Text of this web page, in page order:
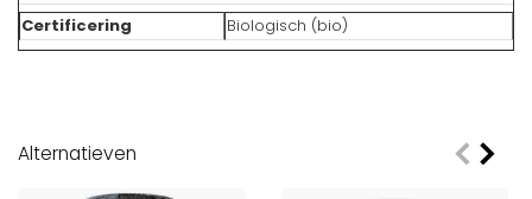
Certificering
Biologisch (bio)
Alternatieven